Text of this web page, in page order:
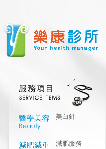
美白針
減肥服務